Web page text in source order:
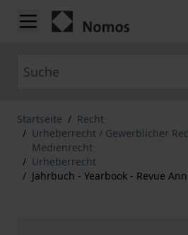
Zum Inhalt springen
Startseite / Recht
/ Urheberrecht / Gewerblicher
Medienrecht
/ Urheberrecht
/ Jahrbuch - Yearbook - Revue